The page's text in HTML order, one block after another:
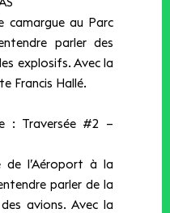
camargue au Parc
parler des
explosifs. Avec la
Francis Hallé.
: Traversée #2 –
de l’Aéroport à la
parler de la
avions. Avec la